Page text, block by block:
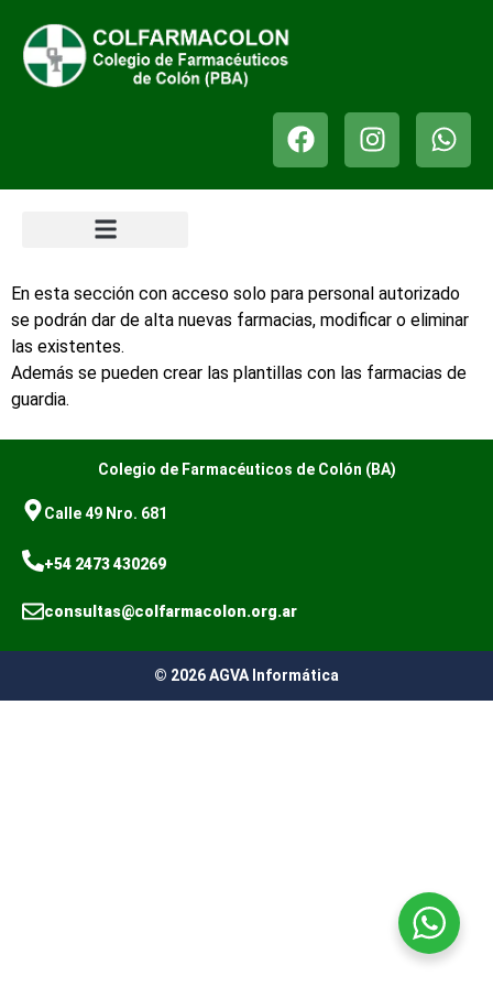
En esta sección con acceso solo para personal autorizado
se podrán dar de alta nuevas farmacias, modificar o eliminar
las existentes.
Además se pueden crear las plantillas con las farmacias de
guardia.
Colegio de Farmacéuticos de Colón (BA)
Calle 49 Nro. 681
+54 2473 430269
consultas@colfarmacolon.org.ar
© 2026 AGVA Informática